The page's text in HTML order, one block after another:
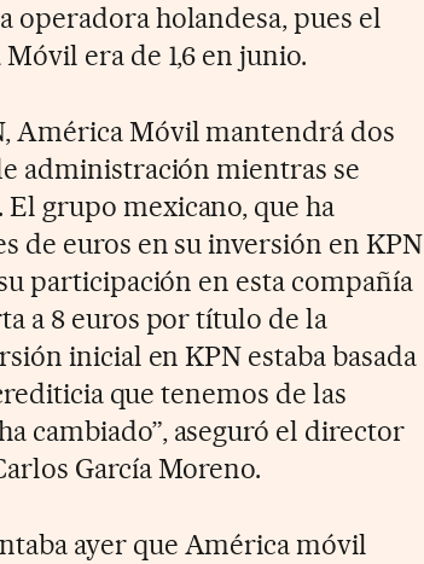
holandesa, pues el
era de 1,6 en junio.
América Móvil mantendrá dos
administración mientras se
grupo mexicano, que ha
de euros en su inversión en KPN
participación en esta compañía
a 8 euros por título de la
inicial en KPN estaba basada
que tenemos de las
cambiado”, aseguró el director
García Moreno.
ayer que América móvil